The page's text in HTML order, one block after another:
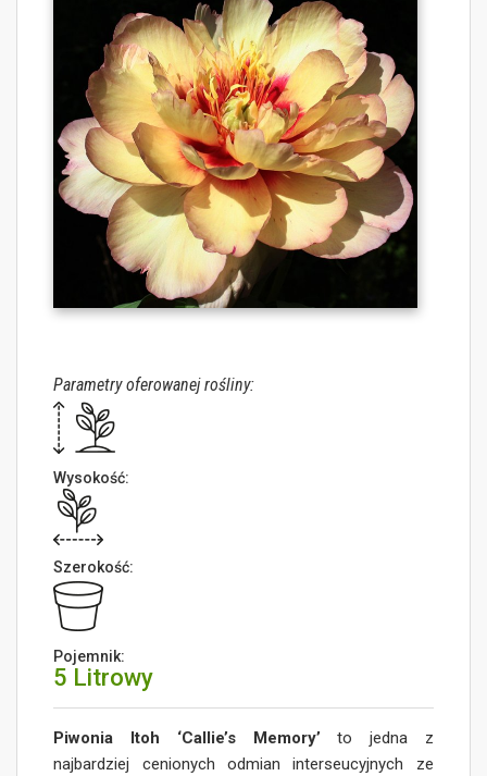
Parametry oferowanej rośliny:
Wysokość:
Szerokość:
Pojemnik:
5 Litrowy
Piwonia Itoh ‘Callie’s Memory’ to jedna z
najbardziej cenionych odmian interseucyjnych ze